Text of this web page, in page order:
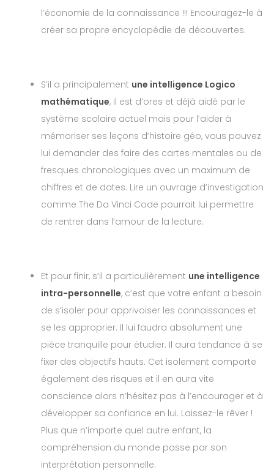
l’économie de la connaissance !!! Encouragez-le à
créer sa propre encyclopédie de découvertes.
S’il a principalement une intelligence Logico
mathématique, il est d’ores et déjà aidé par le
système scolaire actuel mais pour l’aider à
mémoriser ses leçons d’histoire géo, vous pouvez
lui demander des faire des cartes mentales ou de
fresques chronologiques avec un maximum de
chiffres et de dates. Lire un ouvrage d’investigation
comme The Da Vinci Code pourrait lui permettre
de rentrer dans l’amour de la lecture.
Et pour finir, s’il a particulièrement une intelligence
intra-personnelle, c’est que votre enfant a besoin
de s’isoler pour apprivoiser les connaissances et
se les approprier. Il lui faudra absolument une
pièce tranquille pour étudier. Il aura tendance à se
fixer des objectifs hauts. Cet isolement comporte
également des risques et il en aura vite
conscience alors n’hésitez pas à l’encourager et à
développer sa confiance en lui. Laissez-le rêver !
Plus que n’importe quel autre enfant, la
compréhension du monde passe par son
interprétation personnelle.